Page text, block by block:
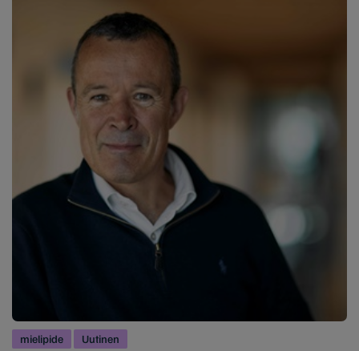
mielipide Uutinen